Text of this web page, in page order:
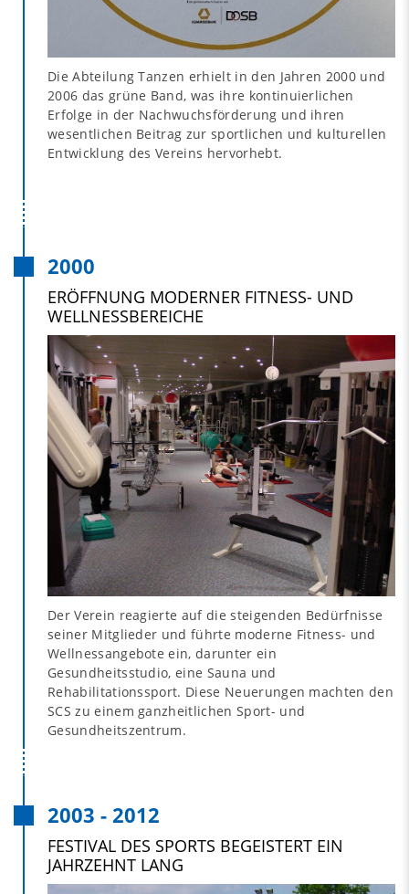
Die Abteilung Tanzen erhielt in den Jahren 2000 und
2006 das grüne Band, was ihre kontinuierlichen
Erfolge in der Nachwuchsförderung und ihren
wesentlichen Beitrag zur sportlichen und kulturellen
Entwicklung des Vereins hervorhebt.
2000
ERÖFFNUNG MODERNER FITNESS- UND
WELLNESSBEREICHE
Der Verein reagierte auf die steigenden Bedürfnisse
seiner Mitglieder und führte moderne Fitness- und
Wellnessangebote ein, darunter ein
Gesundheitsstudio, eine Sauna und
Rehabilitationssport. Diese Neuerungen machten den
SCS zu einem ganzheitlichen Sport- und
Gesundheitszentrum.
2003 - 2012
FESTIVAL DES SPORTS BEGEISTERT EIN
JAHRZEHNT LANG